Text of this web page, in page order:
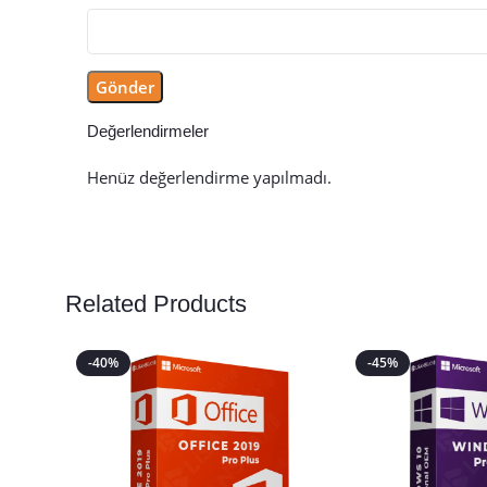
Değerlendirmeler
Henüz değerlendirme yapılmadı.
Related Products
-40% -45%